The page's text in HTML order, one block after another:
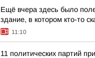
Ещё вчера здесь было
здание, в котором кто-то
11:10
11 политических партий